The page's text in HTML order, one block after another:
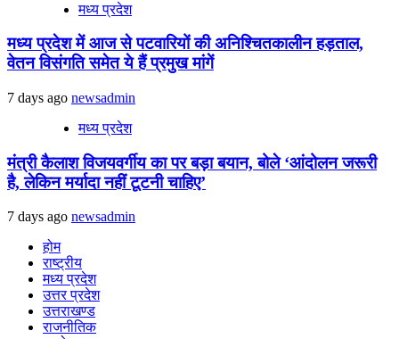
मध्य प्रदेश
मध्य प्रदेश में आज से पटवारियों की अनिश्चितकालीन हड़ताल,
वेतन विसंगति समेत ये हैं प्रमुख मांगें
7 days ago newsadmin
मध्य प्रदेश
मंत्री कैलाश विजयवर्गीय का पर बड़ा बयान, बोले ‘आंदोलन जरूरी
है, लेकिन मर्यादा नहीं टूटनी चाहिए’
7 days ago newsadmin
होम
राष्ट्रीय
मध्य प्रदेश
उत्तर प्रदेश
उत्तराखण्ड
राजनीतिक